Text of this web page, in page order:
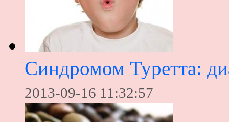
Синдромом Туретта:
2013-09-16 11:32:57